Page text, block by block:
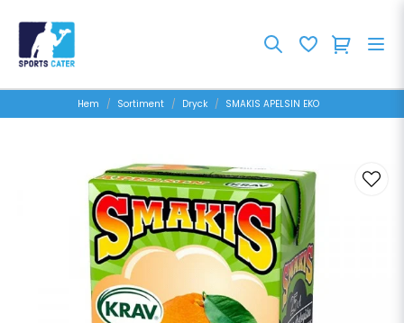
Hem Sortiment Dryck SMAKIS APELSIN EKO